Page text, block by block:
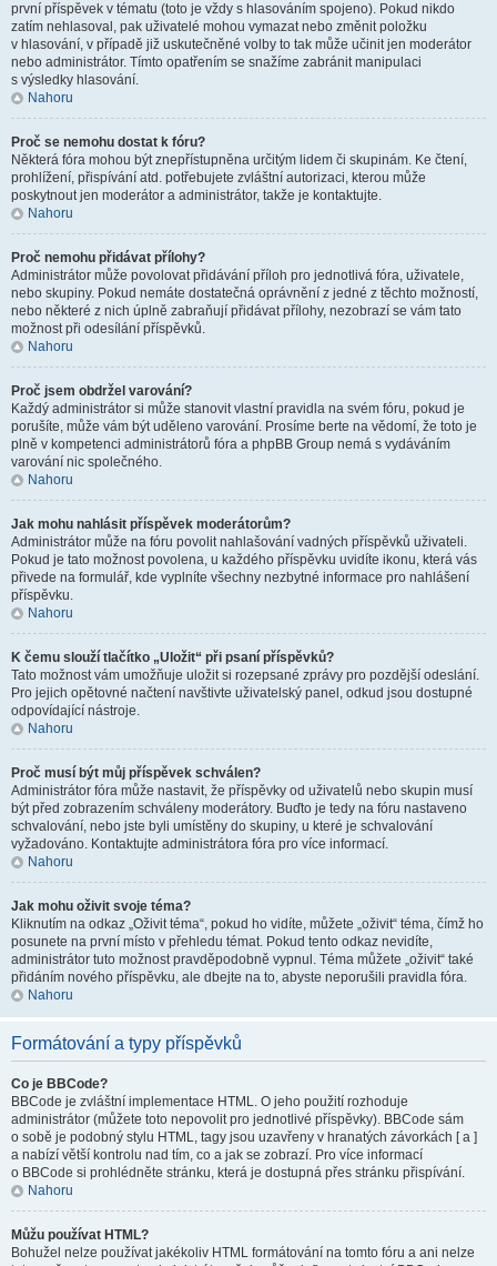
první příspěvek v tématu (toto je vždy s hlasováním spojeno). Pokud nikdo
zatím nehlasoval, pak uživatelé mohou vymazat nebo změnit položku
v hlasování, v případě již uskutečněné volby to tak může učinit jen moderátor
nebo administrátor. Tímto opatřením se snažíme zabránit manipulaci
s výsledky hlasování.
Nahoru
Proč se nemohu dostat k fóru?
Některá fóra mohou být znepřístupněna určitým lidem či skupinám. Ke čtení,
prohlížení, přispívání atd. potřebujete zvláštní autorizaci, kterou může
poskytnout jen moderátor a administrátor, takže je kontaktujte.
Nahoru
Proč nemohu přidávat přílohy?
Administrátor může povolovat přidávání příloh pro jednotlivá fóra, uživatele,
nebo skupiny. Pokud nemáte dostatečná oprávnění z jedné z těchto možností,
nebo některé z nich úplně zabraňují přidávat přílohy, nezobrazí se vám tato
možnost při odesílání příspěvků.
Nahoru
Proč jsem obdržel varování?
Každý administrátor si může stanovit vlastní pravidla na svém fóru, pokud je
porušíte, může vám být uděleno varování. Prosíme berte na vědomí, že toto je
plně v kompetenci administrátorů fóra a phpBB Group nemá s vydáváním
varování nic společného.
Nahoru
Jak mohu nahlásit příspěvek moderátorům?
Administrátor může na fóru povolit nahlašování vadných příspěvků uživateli.
Pokud je tato možnost povolena, u každého příspěvku uvidíte ikonu, která vás
přivede na formulář, kde vyplníte všechny nezbytné informace pro nahlášení
příspěvku.
Nahoru
K čemu slouží tlačítko „Uložit“ při psaní příspěvků?
Tato možnost vám umožňuje uložit si rozepsané zprávy pro pozdější odeslání.
Pro jejich opětovné načtení navštivte uživatelský panel, odkud jsou dostupné
odpovídající nástroje.
Nahoru
Proč musí být můj příspěvek schválen?
Administrátor fóra může nastavit, že příspěvky od uživatelů nebo skupin musí
být před zobrazením schváleny moderátory. Buďto je tedy na fóru nastaveno
schvalování, nebo jste byli umístěny do skupiny, u které je schvalování
vyžadováno. Kontaktujte administrátora fóra pro více informací.
Nahoru
Jak mohu oživit svoje téma?
Kliknutím na odkaz „Oživit téma“, pokud ho vidíte, můžete „oživit“ téma, čímž ho
posunete na první místo v přehledu témat. Pokud tento odkaz nevidíte,
administrátor tuto možnost pravděpodobně vypnul. Téma můžete „oživit“ také
přidáním nového příspěvku, ale dbejte na to, abyste neporušili pravidla fóra.
Nahoru
Formátování a typy příspěvků
Co je BBCode?
BBCode je zvláštní implementace HTML. O jeho použití rozhoduje
administrátor (můžete toto nepovolit pro jednotlivé příspěvky). BBCode sám
o sobě je podobný stylu HTML, tagy jsou uzavřeny v hranatých závorkách [ a ]
a nabízí větší kontrolu nad tím, co a jak se zobrazí. Pro více informací
o BBCode si prohlédněte stránku, která je dostupná přes stránku přispívání.
Nahoru
Můžu používat HTML?
Bohužel nelze používat jakékoliv HTML formátování na tomto fóru a ani nelze